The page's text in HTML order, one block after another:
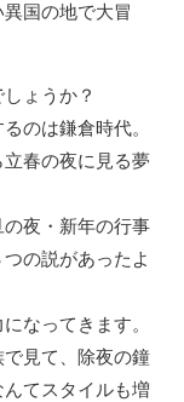
国の地で大冒
ょうか？
のは鎌倉時代。
春の夜に見る夢
夜・新年の行事
の説があったよ
なってきます。
見て、除夜の鐘
てスタイルも増